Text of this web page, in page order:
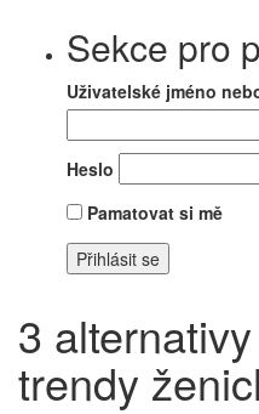
Sekce pro
Uživatelské jméno
Heslo
Pamatovat si mě
3
trendy